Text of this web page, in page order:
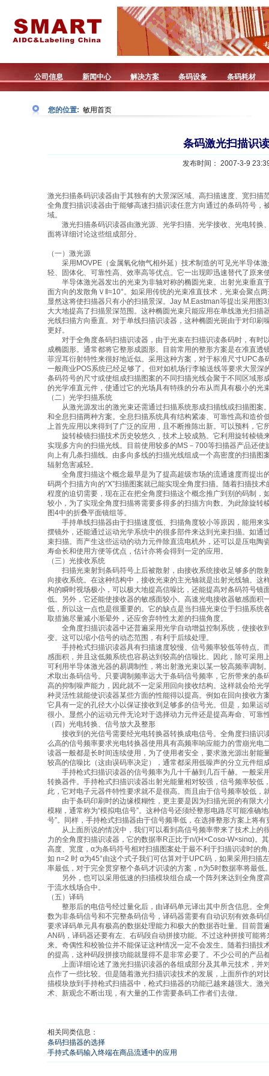
公司信息 新闻中心 解决方案 条码设备 条码耗材
您的位置: 敏用首页
条码激光扫描识
发布时间： 2007-3-9
激光扫描条码识读器由于其独有的大景深区域、高扫描速度、宽扫描
全角度扫描识读器由于能够高速扫描识读任意方向通过的条码符号，
域。
激光扫描条码识读器由激光源、光学扫描、光学接收、光电转换
面将详细讨论这些组成部分。
（一）激光源
采用MOVPE（金属氧化物气相外延）技术制造的可见光半导体激
轻、固体化、可靠性高、效率高等优点。它一出现即迅速替代了原来
半导体激光器发出的光束为非轴对称的椭圆光束。出射光束垂直
面方向的发散角Ｖ‖≈10°。如采用传统的光束准直技术，光束会聚点
显然这将使扫描器只有小的扫描景深。Jay M.Eastman等提出采用图
大大地提高了扫描景深范围。这种椭圆光束只能应用在单线激光扫描
光线扫描方向垂直。对于单线扫描识读器，这种椭圆光斑由于对印刷
更好。
对于全角度条码扫描识读器，由于光束在扫描识读条码时，有时
成椭圆形。通常都将它整形成圆形。目前常用的整形方案是在准直透
菲涅耳衍射特性来很好地近似。采用这种方案，对于标准尺寸UPC
一般商业POS系统已经足够了。但对如机场行李输送线等要求大景深
条码符号的尺寸或使组成扫描图案的不同扫描光线会聚于不同区域形
的光学准直元件，使通过它的光场具有特殊的分布从而具有极小的光
（二）光学扫描系统
从激光源发出的激光束还需通过扫描系统形成扫描线或扫描图案
和全息扫描两种方案。全息扫描系统具有结构紧凑、可靠性高和造价
上首先应用以来得到了广泛的应用，且不断推陈出新。可以预料，它
旋转棱镜扫描技术历史较悠久，技术上较成熟。它利用旋转棱镜
实现多方向的扫描光线。目前使用较多的MS－700等扫描器产品还
向上有几条扫描线。由多向多线的扫描光线组成一个高密度的扫描图
辐射危害减轻。
全角度扫描这个概念最早是为了提高超级市场的流通速度而提出
码两个扫描方向的“X”扫描图案就已能实现全角度扫描。随着扫描技
程度的迫切需要，现在正在把全角度扫描这个概念推广到别的码制，
较小，为了实现全角度扫描将需要多得多的扫描方向数。为此除旋转
图4中的折叠平面镜组等。
手持单线扫描器由于扫描速度低、扫描角度较小等原因，能用来
摆镜外，还能通过运动光学系统中的很多部件来达到光束扫描。如通
束扫描。而产生这些运动的动力元件除直流电机外，还可以是压电陶
寿命长和使用方便等优点，估计亦将会得到一定的应用。
（三）光接收系统
扫描光束射到条码符号上后被散射，由接收系统接收足够多的散
向接收系统。在这种结构中，接收光束的主光轴就是出射光线轴。这
构的瞬时视场极小，可以极大地提高信噪比，还能提高对条码符号镜
低。另外，它还能使接收器的敏感面较小。高速光电接收器敏感面积
低，所以这一点也是很重要的。它的缺点是当扫描光束位于扫描系统
取措施尽量减小渐晕外，还应舍弃特性太差的扫描角度。
全角度扫描识读器中还普遍采用光学自动增益控制系统，使接收
变。这可以缩小信号的动态范围，有利于后续处理。
手持枪式扫描识读器具有扫描速度较慢、信号频率较低等特点。
感面积，并且这低频系统也容易达到较高的信噪比。因此，除可采用
可利用半导体激光器的易调制性，将出射激光束以某一较高频率调制
术取出条码信号。只要调制频率远大于条码信号频率，它所带来的条
高的抑制噪声能力，因此就不一定采用回向接收结构。这样就会给光
种灵活性就能使识读器某些方面的性能得以提高。例如在回向接收方
它具有一定的孔径大小以保证接收到足够多的信号光。但是，如果运
很小。显然小的运动元件无论对于选择动力元件还是提高寿命、可靠
（四）光电转换、信号放大及整形
接收到的光信号需要经光电转换器转换成电信号。全角度扫描识
么高的信号频率要求光电转换器使用具有高频率响应能力的雪崩光电
读器一般都是长时间连续使用，为了使用者安全，要求激光源出射能
较高的信噪比（这由误码率决定），通常都采用低噪声的分立元件组
手持枪式扫描识读器的信号频率为几十千赫到几百千赫。一般采
转换器件。手持枪式扫描识读器出射光能量相对较强，信号频率较低
此，它对电子元器件特性要求就不是很高。而且由于信号频率较低，
由于条码印刷时的边缘模糊性，更主要是因为扫描光斑的有限大
模糊，通常称为“模拟电信号”。这种信号还须经整形电路尽可能准确
号”。同样，手持枪式扫描器由于信号频率低，在选择整形方案上将有
从上面所说的情况中，我们可以看到高信号频率带来了技术上的
力的全角度扫描识读器，它的数据率R正比于n/(H×Cosα-W×sinα)。
高度、宽度，α为条码符号相对扫描图案处于最不利于扫描识读时的
如 n=2 时 α为45°由这个式子我们可估算对于UPC码，如果采用扫描
率最低，对于完全贯穿整个条码才识读的方案，n为5时数据率将最低
另外，也可以采用低速的扫描模块组合成一个阵列来达到全角度
于流水线场合中。
（五）译码
整形后的电信号经过量化后，由译码单元译出其中所含信息。全
数为非条码信号和不完整条码信号，译码器需要有自动识别有效条码
要求译码单元具有极高的数据处理能力和极大的数据吞吐量。目前普
AN码，译码器还要有左、右码段自动拼接功能。不过这种拼接可能
来。奇偶性和校验位并不能保证这种情况一定不会发生。随着扫描技
的提高，这种码段拼接功能就显得不是非常必要了。不少公司的产品
上面详细论述了激光扫描识读器的各组成部分及其单元技术，并
点作了一些比较。但是随着激光扫描识读技术的发展，上面所作的对
描模块放到手持枪式扫描器中，枪式扫描器的功能已越来越强大。激
术、新观念不断出现，有大量的工作需要条码工作者们去做。
相关同类信息：
条码扫描器的选择
手持式条码输入终端在商品流通中的应用